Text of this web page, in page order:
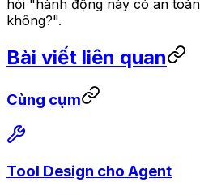
hỏi "hành động này có an
không?".
Bài viết liên quan
Cùng cụm
Tool Design cho Agent